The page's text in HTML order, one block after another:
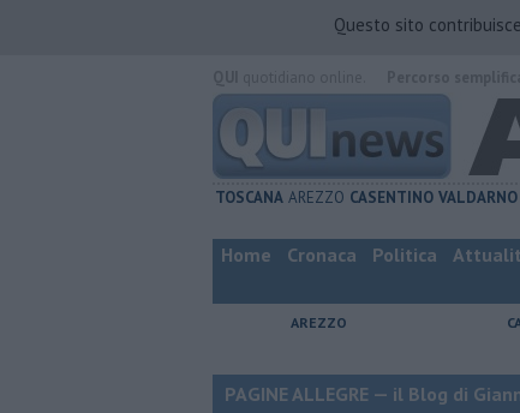
Questo sito
TOSCANA AREZZO CASENTINO VALDARNO
Home Cronaca Politica
AREZZO
PAGINE ALLEGRE — il Blog di